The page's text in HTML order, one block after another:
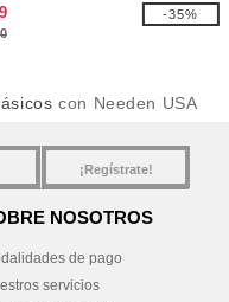
con bolsillo
-35%
con Needen USA
¡Regístrate!
NOSOTROS
de pago
servicios